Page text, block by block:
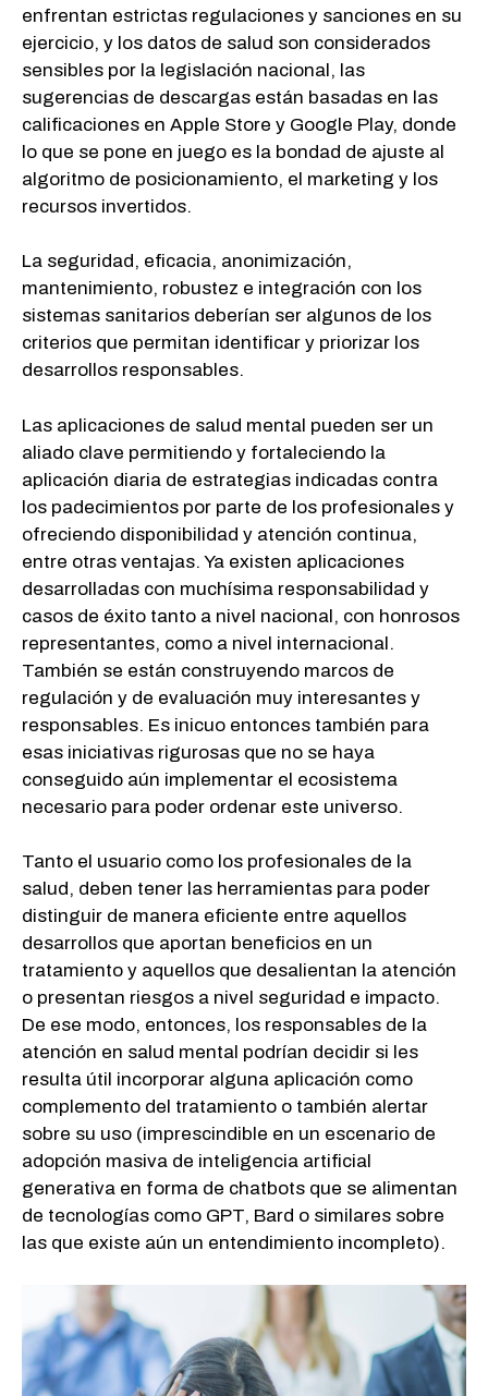
enfrentan estrictas regulaciones y sanciones en su
ejercicio, y los datos de salud son considerados
sensibles por la legislación nacional, las
sugerencias de descargas están basadas en las
calificaciones en Apple Store y Google Play, donde
lo que se pone en juego es la bondad de ajuste al
algoritmo de posicionamiento, el marketing y los
recursos invertidos.
La seguridad, eficacia, anonimización,
mantenimiento, robustez e integración con los
sistemas sanitarios deberían ser algunos de los
criterios que permitan identificar y priorizar los
desarrollos responsables.
Las aplicaciones de salud mental pueden ser un
aliado clave permitiendo y fortaleciendo la
aplicación diaria de estrategias indicadas contra
los padecimientos por parte de los profesionales y
ofreciendo disponibilidad y atención continua,
entre otras ventajas. Ya existen aplicaciones
desarrolladas con muchísima responsabilidad y
casos de éxito tanto a nivel nacional, con honrosos
representantes, como a nivel internacional.
También se están construyendo marcos de
regulación y de evaluación muy interesantes y
responsables. Es inicuo entonces también para
esas iniciativas rigurosas que no se haya
conseguido aún implementar el ecosistema
necesario para poder ordenar este universo.
Tanto el usuario como los profesionales de la
salud, deben tener las herramientas para poder
distinguir de manera eficiente entre aquellos
desarrollos que aportan beneficios en un
tratamiento y aquellos que desalientan la atención
o presentan riesgos a nivel seguridad e impacto.
De ese modo, entonces, los responsables de la
atención en salud mental podrían decidir si les
resulta útil incorporar alguna aplicación como
complemento del tratamiento o también alertar
sobre su uso (imprescindible en un escenario de
adopción masiva de inteligencia artificial
generativa en forma de chatbots que se alimentan
de tecnologías como GPT, Bard o similares sobre
las que existe aún un entendimiento incompleto).